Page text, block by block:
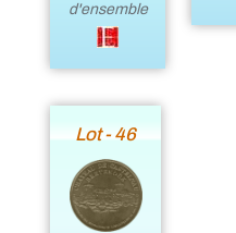
d'ensemble
Lot - 46